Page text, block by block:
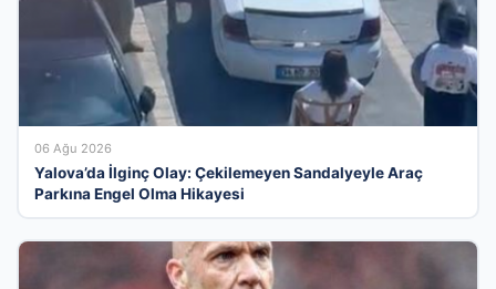
06 Ağu 2026
Yalova’da İlginç Olay: Çekilemeyen Sandalyeyle Araç
Parkına Engel Olma Hikayesi